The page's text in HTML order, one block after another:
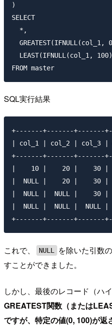
)
SELECT
  *,
GREATEST(IFNULL(col_1,
LEAST(IFNULL(col_1,
SQL実行結果
+-------+-------+-------
| col_1 | col_2 | col_3 |
+-------+-------+-------
|    10 |    20 |    30 |
|  NULL |    20 |    30
|  NULL |  NULL |
|  NULL |  NULL |
これで、 NULL
を除いた引数
すことができました。
しかし、最後のレコード（ハ
GREATEST関数（または
ですが、特定の値(0, 100)が返